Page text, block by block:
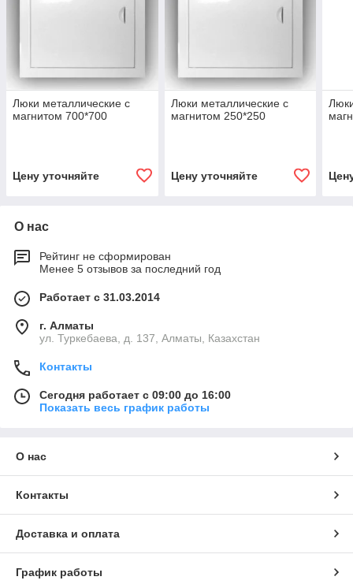
Люки металлические с
магнитом 700*700
Цену уточняйте
Люки металлические с
магнитом 250*250
Цену уточняйте
О нас
Рейтинг не сформирован
Менее 5 отзывов за последний год
Работает с 31.03.2014
г. Алматы
ул. Туркебаева, д. 137, Алматы, Казахстан
Контакты
Сегодня работает с 09:00 до 16:00
Показать весь график работы
О нас
Контакты
Доставка и оплата
График работы